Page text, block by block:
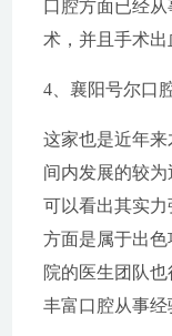
口腔方面已经
术，并且手术出
4、襄阳号尔口
这家也是近年
间内发展的较为
可以看出其实
方面是属于出
院的医生团队
丰富口腔从事经